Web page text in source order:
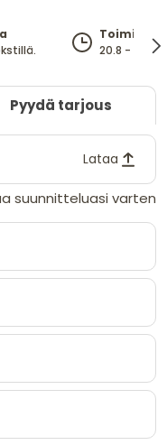
20.8 - 10.9
Pyydä tarjous
Lataa
suunnitteluasi varten